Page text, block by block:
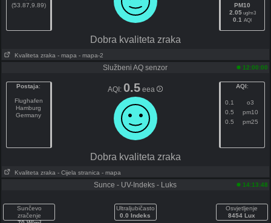
(53.87,9.89)
PM10
2.05ug/m3
0.1 AQI
Dobra kvaliteta zraka
Kvaliteta zraka - mapa - mapa-2
Službeni AQ senzor 12:00:00
Postaja:
Flughafen
Hamburg
Germany
AQI:0.5 eea AQI:
0.1
o3
0.5
pm10
0.5
pm25
Dobra kvaliteta zraka
Kvaliteta zraka - Cijela stranica - mapa
Sunce - UV-Indeks - Luks 14:13:48
Sunčevo
zračenje
Ultraljubičasto
0.0 Indeks
Osvjetljenje
8454 Lux